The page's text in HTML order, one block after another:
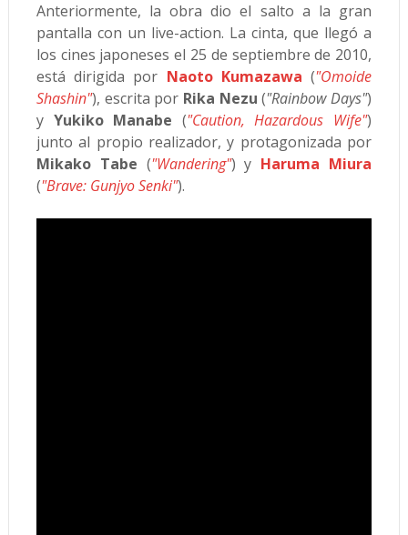
Anteriormente, la obra dio el salto a la gran
pantalla con un live-action. La cinta, que llegó a
los cines japoneses el 25 de septiembre de 2010,
está dirigida por Naoto Kumazawa ("Omoide
Shashin"), escrita por Rika Nezu ("Rainbow Days")
y Yukiko Manabe ("Caution, Hazardous Wife")
junto al propio realizador, y protagonizada por
Mikako Tabe ("Wandering") y Haruma Miura
("Brave: Gunjyo Senki").